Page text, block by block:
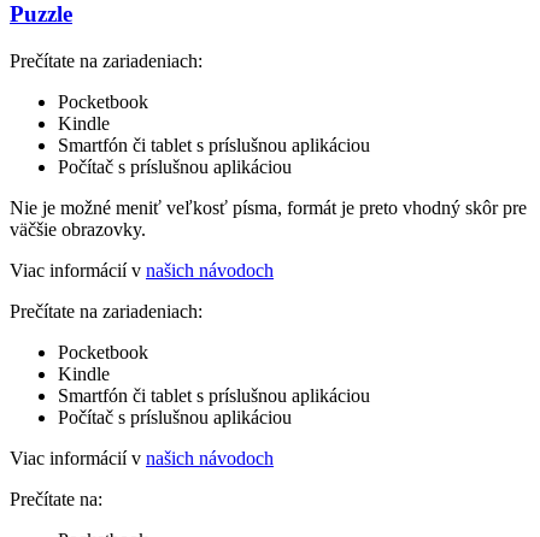
Puzzle
Prečítate na zariadeniach:
Pocketbook
Kindle
Smartfón či tablet s príslušnou aplikáciou
Počítač s príslušnou aplikáciou
Nie je možné meniť veľkosť písma, formát je preto vhodný skôr pre
väčšie obrazovky.
Viac informácií v našich návodoch
Prečítate na zariadeniach:
Pocketbook
Kindle
Smartfón či tablet s príslušnou aplikáciou
Počítač s príslušnou aplikáciou
Viac informácií v našich návodoch
Prečítate na: